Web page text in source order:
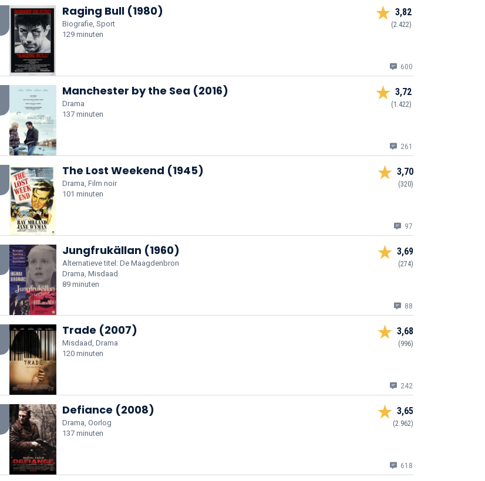
Raging Bull (1980)
Biografie, Sport
129 minuten
3,82
(2.422)
600
Manchester by the Sea (2016)
Drama
137 minuten
3,72
(1.422)
261
The Lost Weekend (1945)
Drama, Film noir
101 minuten
3,70
(320)
97
Jungfrukällan (1960)
Alternatieve titel: De Maagdenbron
Drama, Misdaad
89 minuten
3,69
(274)
88
Trade (2007)
Misdaad, Drama
120 minuten
3,68
(996)
242
Defiance (2008)
Drama, Oorlog
137 minuten
3,65
(2.962)
618